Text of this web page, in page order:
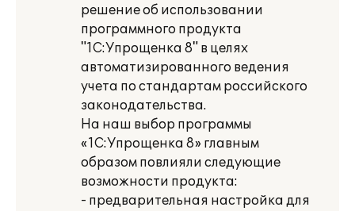
решение об использовании
программного продукта
"1С:Упрощенка 8" в целях
автоматизированного ведения
учета по стандартам российского
законодательства.
На наш выбор программы
«1С:Упрощенка 8» главным
образом повлияли следующие
возможности продукта:
- предварительная настройка для